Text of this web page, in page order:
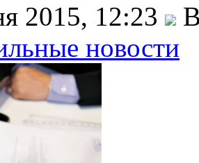
2015, 12:23
новости